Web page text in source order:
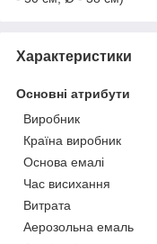
Характеристики
Основні атрибути
Виробник
Країна виробник
Основа емалі
Час висихання
Витрата
Аерозольна емаль